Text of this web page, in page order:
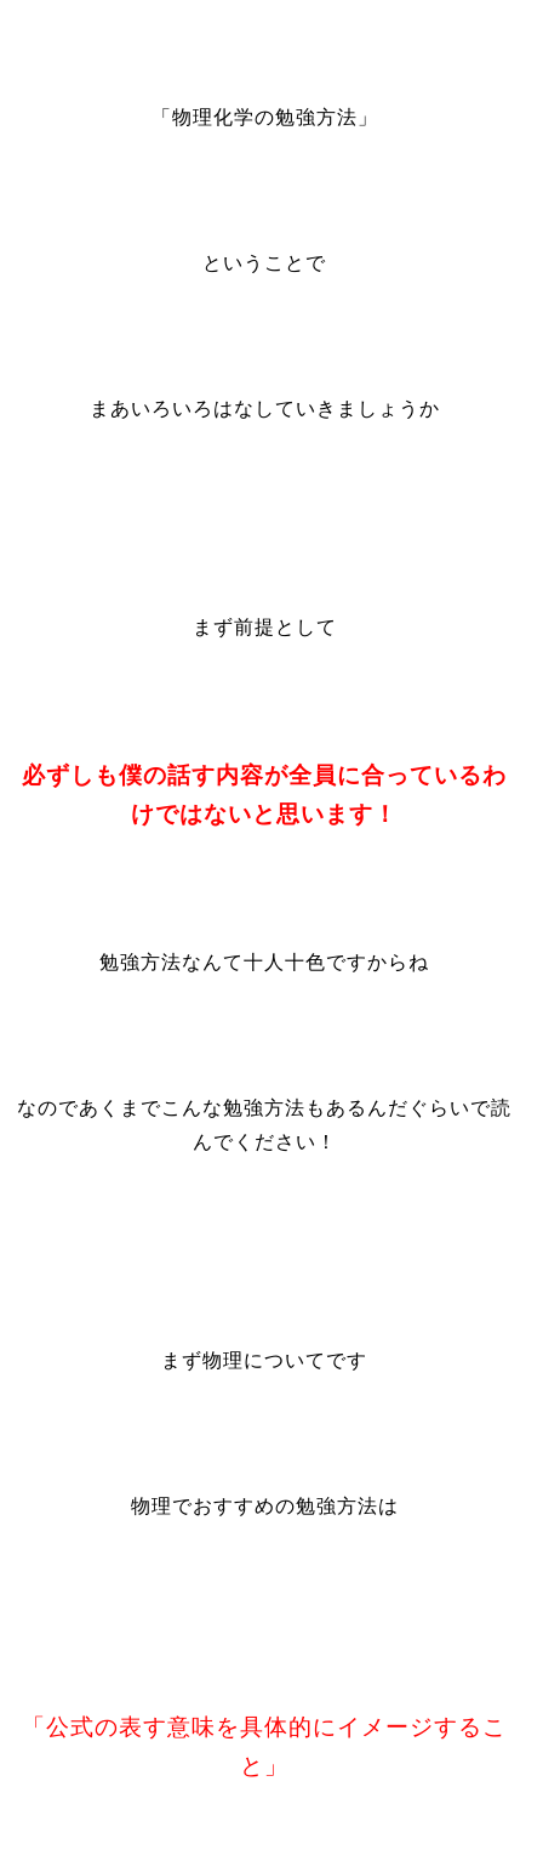
「物理化学の勉強方法」
ということで
まあいろいろはなしていきましょうか
まず前提として
必ずしも僕の話す内容が全員に合っているわ
けではないと思います！
勉強方法なんて十人十色ですからね
なのであくまでこんな勉強方法もあるんだぐらいで読
んでください！
まず物理についてです
物理でおすすめの勉強方法は
「公式の表す意味を具体的にイメージするこ
と」